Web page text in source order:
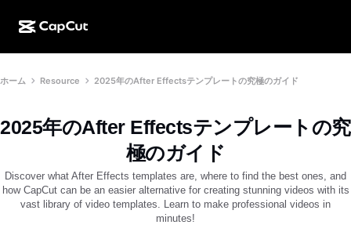
CapCutデスクトップ
CapCutオンライン
CapCutモバイル
Dreamina AI
AI作成
AI動画ジェネレーター
AI画像ジェネレーター
機能
動画エディター＆ジェネレーター
画像エディター＆ジェネレーター
音声ジェネレーター＆エディター
ソーシャルメディアのテンプレート
ホリデーのテンプレート
カレンダーのテンプレート
その他の情報
アフィリエイト
ホーム Resource 2025年のAfter Effectsテンプレートの究極のガイド
2025年のAfter Effectsテンプレートの究
極のガイド
Discover what After Effects templates are, where to find the best ones, and
how CapCut can be an easier alternative for creating stunning videos with its
vast library of video templates. Learn to make professional videos in
minutes!